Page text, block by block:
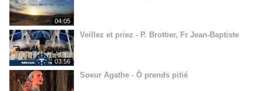
04:05
03:56
Veillez et priez - P. Brottier, Fr Jean-Baptiste
Soeur Agathe - Ô prends pitié